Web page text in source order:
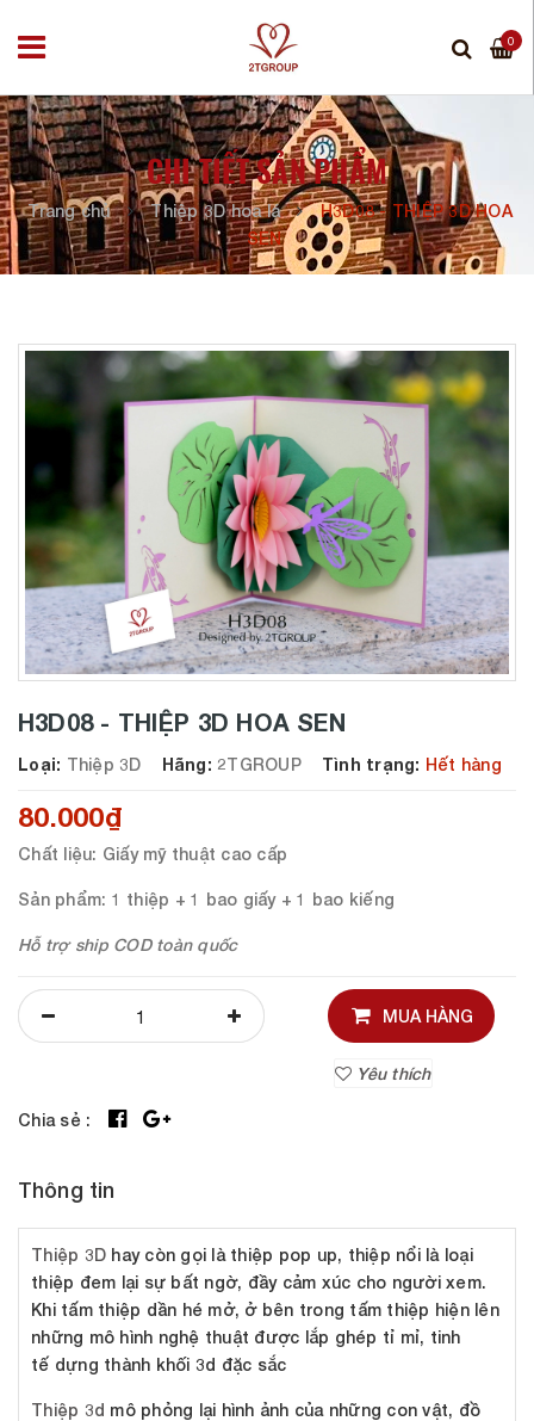
0
CHI TIẾT SẢN PHẨM
Trang chủ Thiệp 3D hoa lá
H3D08 - THIỆP 3D HOA
SEN
H3D08 - THIỆP 3D HOA SEN
Loại: Thiệp 3D Hãng: 2TGROUPTình trạng: Hết hàng
80.000₫
Chất liệu: Giấy mỹ thuật cao cấp
Sản phẩm: 1 thiệp + 1 bao giấy + 1 bao kiếng
Hỗ trợ ship COD toàn quốc
MUA HÀNG
Yêu thích
Chia sẻ :
Thông tin
Thiệp 3D hay còn gọi là thiệp pop up, thiệp nổi là loại
thiệp đem lại sự bất ngờ, đầy cảm xúc cho người xem.
Khi tấm thiệp dần hé mở, ở bên trong tấm thiệp hiện lên
những mô hình nghệ thuật được lắp ghép tỉ mỉ, tinh
tế dựng thành khối 3d đặc sắc
Thiệp 3d mô phỏng lại hình ảnh của những con vật, đồ